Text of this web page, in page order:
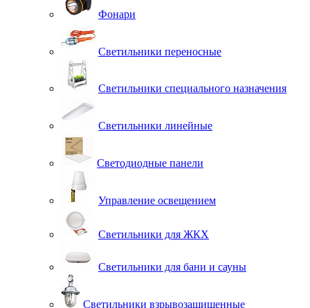
Фонари
Светильники переносные
Светильники специального назначения
Светильники линейные
Светодиодные панели
Управление освещением
Светильники для ЖКХ
Светильники для бани и сауны
Светильники взрывозащищенные